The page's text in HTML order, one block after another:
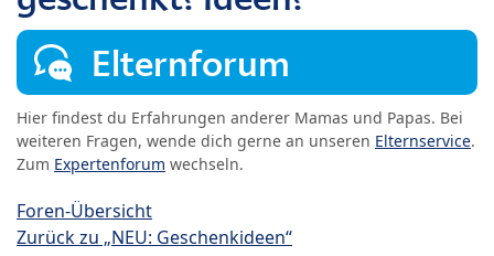
Elternforum
Hier findest du Erfahrungen anderer Mamas und Papas. Bei
weiteren Fragen, wende dich gerne an unseren Elternservice.
Zum Expertenforum wechseln.
Foren-Übersicht
Zurück zu „NEU: Geschenkideen“